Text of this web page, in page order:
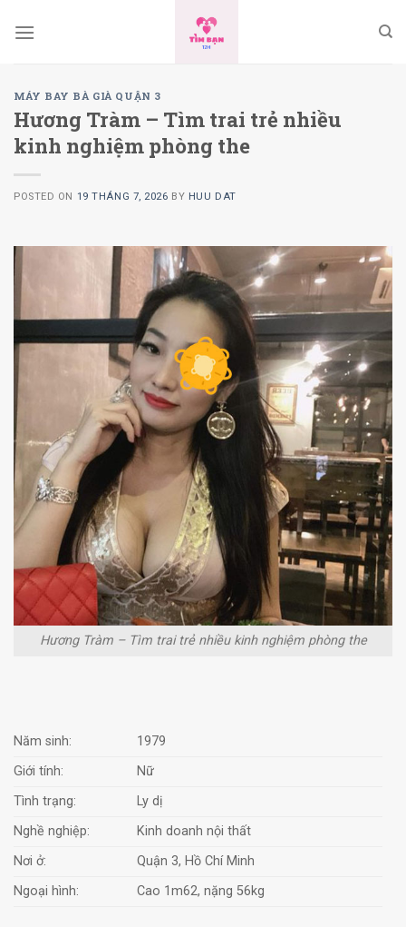
MÁY BAY BÀ GIÀ QUẬN 3
Hương Tràm – Tìm trai trẻ nhiều
kinh nghiệm phòng the
POSTED ON 19 THÁNG 7, 2026 BY HUU DAT
Hương Tràm – Tìm trai trẻ nhiều kinh nghiệm phòng the
Năm sinh:
1979
Giới tính:
Nữ
Tình trạng:
Ly dị
Nghề nghiệp:
Kinh doanh nội thất
Nơi ở:
Quận 3, Hồ Chí Minh
Ngoại hình:
Cao 1m62, nặng 56kg